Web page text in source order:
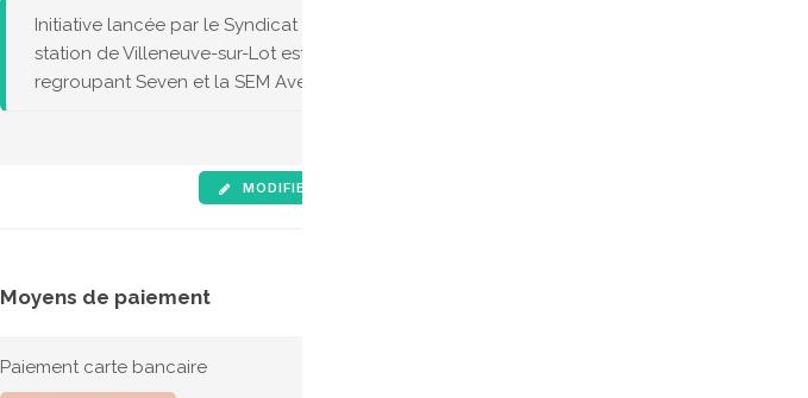
Initiative lancée par le Syndicat Département d’Electricité et d’Energies de Lot-et-Garonne, la
station de Villeneuve-sur-Lot est opérée par bioGNV du Villeneuvois, une société commune
regroupant Seven et la SEM Avergies.
MODIFIER LES INFOS
Moyens de paiement
Paiement carte bancaire